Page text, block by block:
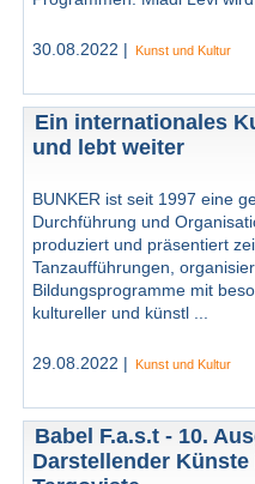
30.08.2022 | Kunst und Kultur
Ein internationales
und lebt weiter
BUNKER ist seit 1997 eine
Durchführung und
produziert und präsentiert
Tanzaufführungen,
Bildungsprogramme mit
kultureller und künstl ...
29.08.2022 | Kunst und Kultur
Babel F.a.s.t - 10.
Darstellender